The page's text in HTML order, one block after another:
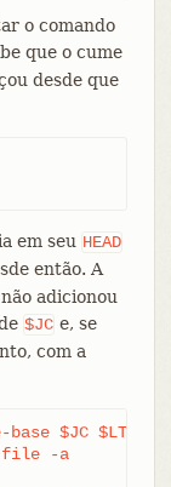
o comando
que o cume
desde que
em seu HEAD
então. A
adicionou
$JC e, se
com a
$JC $LT`
file -a